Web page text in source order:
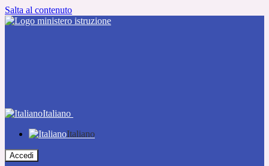
Salta al contenuto
Italiano
Italiano
Accedi